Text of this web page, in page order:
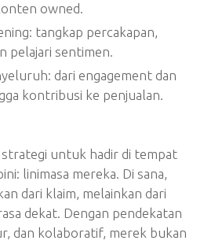
owned.
tangkap percakapan,
pelajari sentimen.
dari engagement dan
kontribusi ke penjualan.
untuk hadir di tempat
linimasa mereka. Di sana,
dari klaim, melainkan dari
dekat. Dengan pendekatan
dan kolaboratif, merek bukan